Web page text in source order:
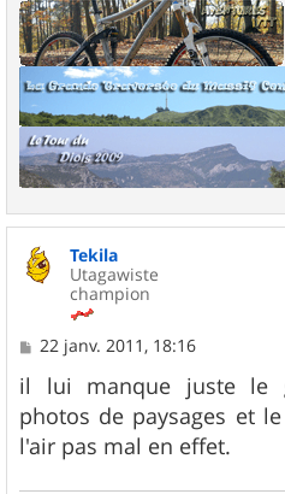
Tekila
Utagawiste
champion
M
a
g
e
22 janv. 2011, 18:16
il lui manque juste le
photos de paysages et
l'air pas mal en effet.